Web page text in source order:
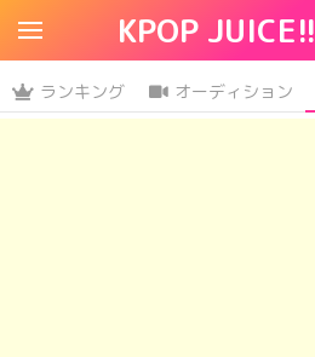
KPOP JUICE!!
ランキング オーディション